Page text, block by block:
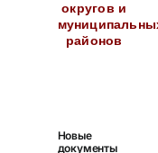
округов и
районов
Новые
документы